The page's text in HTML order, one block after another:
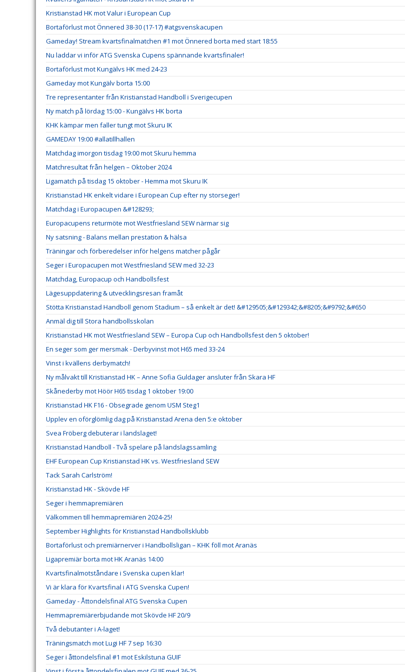
Kristianstad HK mot Valur i European Cup
Bortaförlust mot Önnered 38-30 (17-17) #atgsvenskacupen
Gameday! Stream kvartsfinalmatchen #1 mot Önnered borta med start 18:55
Nu laddar vi inför ATG Svenska Cupens spännande kvartsfinaler!
Bortaförlust mot Kungälvs HK med 24-23
Gameday mot Kungälv borta 15:00
Tre representanter från Kristianstad Handboll i Sverigecupen
Ny match på lördag 15:00 - Kungälvs HK borta
KHK kämpar men faller tungt mot Skuru IK
GAMEDAY 19:00 #allatillhallen
Matchdag imorgon tisdag 19:00 mot Skuru hemma
Matchresultat från helgen – Oktober 2024
Ligamatch på tisdag 15 oktober - Hemma mot Skuru IK
Kristianstad HK enkelt vidare i European Cup efter ny storseger!
Matchdag i Europacupen &#128293;
Europacupens returmöte mot Westfriesland SEW närmar sig
Ny satsning - Balans mellan prestation & hälsa
Träningar och förberedelser inför helgens matcher pågår
Seger i Europacupen mot Westfriesland SEW med 32-23
Matchdag, Europacup och Handbollsfest
Lägesuppdatering & utvecklingsresan framåt
Stötta Kristianstad Handboll genom Stadium – så enkelt är det! &#129505;&#129342;&#8205;&#9792;&#650
Anmäl dig till Stora handbollsskolan
Kristianstad HK mot Westfriesland SEW – Europa Cup och Handbollsfest den 5 oktober!
En seger som ger mersmak - Derbyvinst mot H65 med 33-24
Vinst i kvällens derbymatch!
Ny målvakt till Kristianstad HK – Anne Sofia Guldager ansluter från Skara HF
Skånederby mot Höör H65 tisdag 1 oktober 19:00
Kristianstad HK F16 - Obsegrade genom USM Steg1
Upplev en oförglömlig dag på Kristianstad Arena den 5:e oktober
Svea Fröberg debuterar i landslaget!
Kristianstad Handboll - Två spelare på landslagssamling
EHF European Cup Kristianstad HK vs. Westfriesland SEW
Tack Sarah Carlström!
Kristianstad HK - Skövde HF
Seger i hemmapremiären
Välkommen till hemmapremiären 2024-25!
September Highlights för Kristianstad Handbollsklubb
Bortaförlust och premiärnerver i Handbollsligan – KHK föll mot Aranäs
Ligapremiär borta mot HK Aranäs 14:00
Kvartsfinalmotståndare i Svenska cupen klar!
Vi är klara för Kvartsfinal i ATG Svenska Cupen!
Gameday - Åttondelsfinal ATG Svenska Cupen
Hemmapremiärerbjudande mot Skövde HF 20/9
Två debutanter i A-laget!
Träningsmatch mot Lugi HF 7 sep 16:30
Seger i åttondelsfinal #1 mot Eskilstuna GUIF